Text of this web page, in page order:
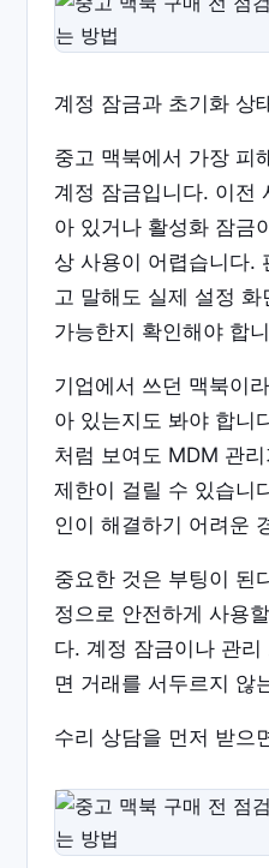
계정 잠금과 초기화 상
중고 맥북에서 가장 피
계정 잠금입니다. 이전
아 있거나 활성화 잠금
상 사용이 어렵습니다.
고 말해도 실제 설정
가능한지 확인해야 합
기업에서 쓰던 맥북이
아 있는지도 봐야 합니
처럼 보여도 MDM 관
제한이 걸릴 수 있습니
인이 해결하기 어려운
중요한 것은 부팅이 된
정으로 안전하게 사용
다. 계정 잠금이나 관
면 거래를 서두르지 않
수리 상담을 먼저 받으